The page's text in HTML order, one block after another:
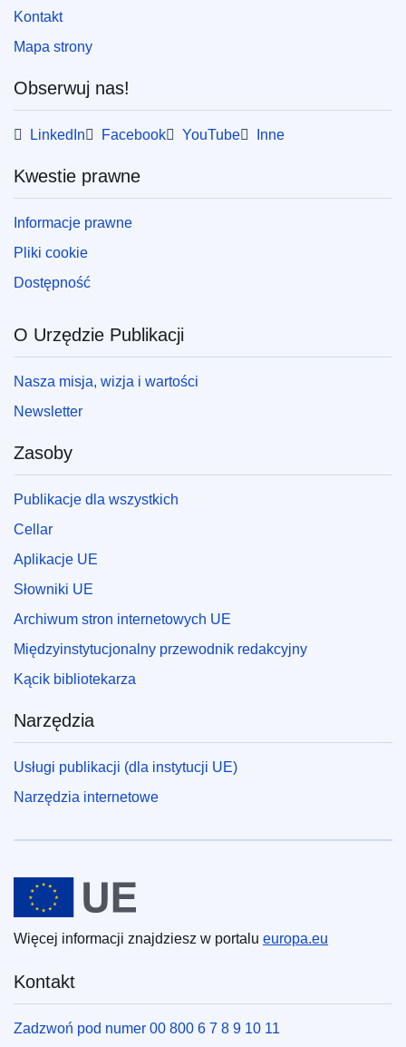
pdfa2a
Kontakt
Mapa strony
Obserwuj nas!
LinkedIn Facebook YouTube Inne
Kwestie prawne
Informacje prawne
Pliki cookie
Dostępność
O Urzędzie Publikacji
Nasza misja, wizja i wartości
Newsletter
Zasoby
Publikacje dla wszystkich
Cellar
Aplikacje UE
Słowniki UE
Archiwum stron internetowych UE
Międzyinstytucjonalny przewodnik redakcyjny
Kącik bibliotekarza
Narzędzia
Usługi publikacji (dla instytucji UE)
Narzędzia internetowe
Unia Europejska
Więcej informacji znajdziesz w portalu europa.eu
Kontakt
Zadzwoń pod numer 00 800 6 7 8 9 10 11